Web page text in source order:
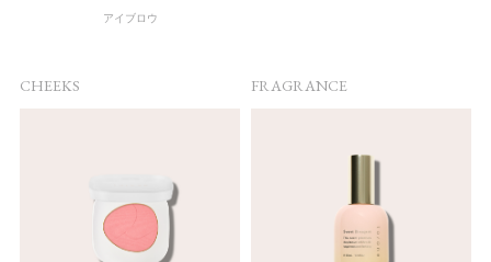
アイブロウ
CHEEKS FRAGRANCE